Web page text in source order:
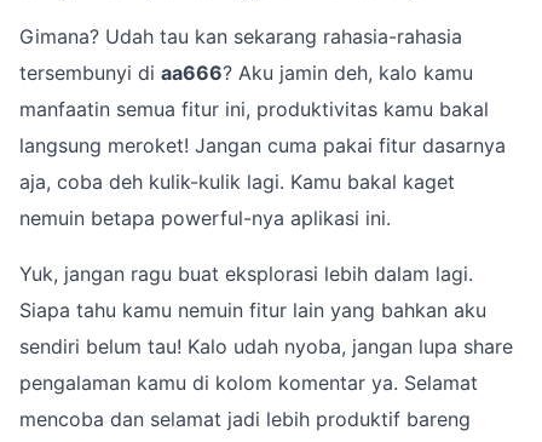
Gimana? Udah tau kan sekarang rahasia-rahasia
tersembunyi di aa666? Aku jamin deh, kalo kamu
manfaatin semua fitur ini, produktivitas kamu bakal
langsung meroket! Jangan cuma pakai fitur dasarnya
aja, coba deh kulik-kulik lagi. Kamu bakal kaget
nemuin betapa powerful-nya aplikasi ini.
Yuk, jangan ragu buat eksplorasi lebih dalam lagi.
Siapa tahu kamu nemuin fitur lain yang bahkan aku
sendiri belum tau! Kalo udah nyoba, jangan lupa share
pengalaman kamu di kolom komentar ya. Selamat
mencoba dan selamat jadi lebih produktif bareng